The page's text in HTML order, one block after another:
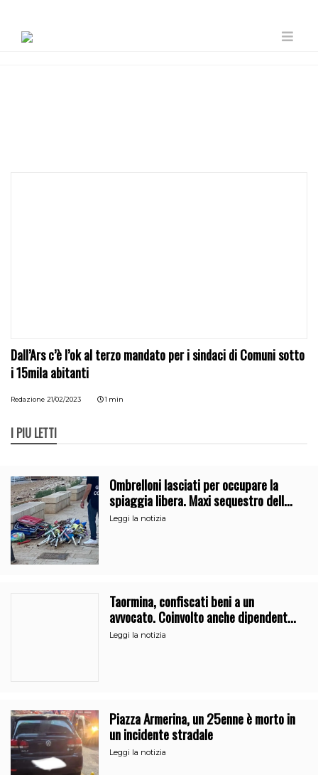
Dall’Ars c’è l’ok al terzo mandato per i sindaci di Comuni sotto
i 15mila abitanti
Redazione 21/02/2023 1 min
I PIÙ LETTI
Ombrelloni lasciati per occupare la
spiaggia libera. Maxi sequestro della
Guardia Costiera
Leggi la notizia
Taormina, confiscati beni a un
avvocato. Coinvolto anche dipendente
del Comune
Leggi la notizia
Piazza Armerina, un 25enne è morto in
un incidente stradale
Leggi la notizia